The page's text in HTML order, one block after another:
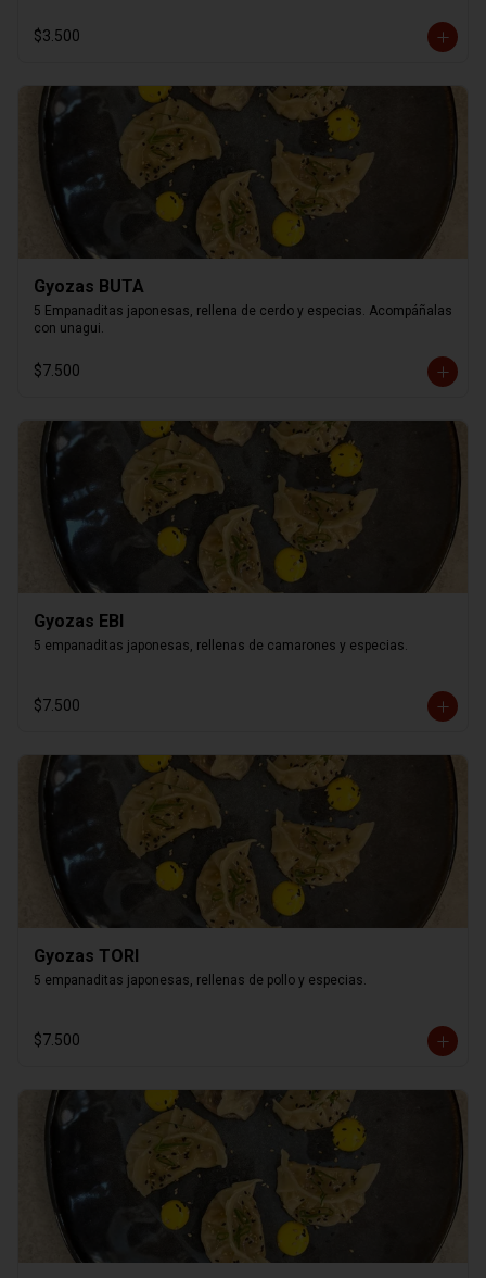
$3.500
Gyozas BUTA
5 Empanaditas japonesas, rellena de cerdo y especias. Acompáñalas
con unagui.
$7.500
Gyozas EBI
5 empanaditas japonesas, rellenas de camarones y especias.
$7.500
Gyozas TORI
5 empanaditas japonesas, rellenas de pollo y especias.
$7.500